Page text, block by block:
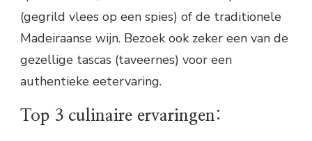
(gegrild vlees op een spies) of de traditionele
Madeiraanse wijn. Bezoek ook zeker een van de
gezellige tascas (taveernes) voor een
authentieke eetervaring.
Top 3 culinaire ervaringen: